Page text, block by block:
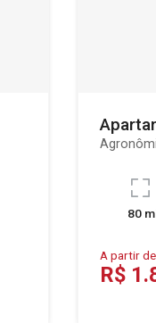
80
A partir
R$